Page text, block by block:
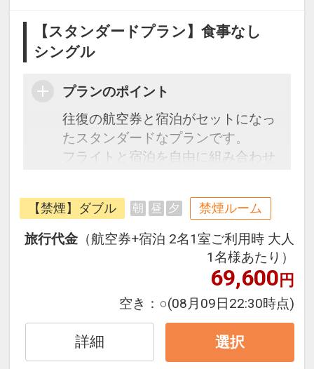
【スタンダードプラン】食事なし
シングル
プランのポイント
往復の航空券と宿泊がセットになっ
たスタンダードなプランです。
フライトと宿泊を自由に組み合わせ
ら、一都市滞在はもちろん周遊旅行
にも最適！
旅行期間中の1泊だけの宿泊や延
泊・飛び泊なども自由自在です。
フライトは、安心のJAL（または
JALグループ）確約！フライトマイ
ル50%貯まります。
オプションでレンタカーや現地交
通・体験プランなどの追加（同時予
約）が可能なプランもございます。
【禁煙】ダブル 朝 昼 夕 禁煙ルーム
旅行代金 （航空券+宿泊 2名1室ご利用時 大人
1名様あたり）
69,600円
空き： ○(08月09日22:30時点)
詳細 選択